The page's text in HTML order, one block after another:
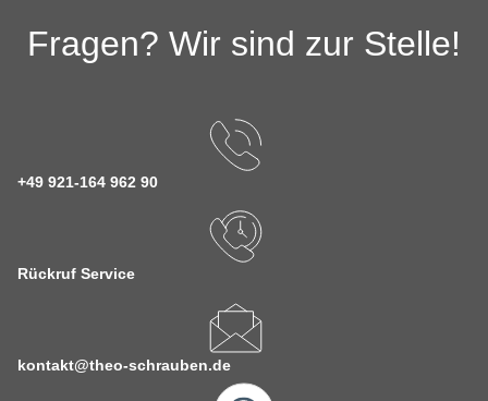
Fragen? Wir sind zur Stelle!
+49 921-164 962 90
Rückruf Service
kontakt@theo-schrauben.de